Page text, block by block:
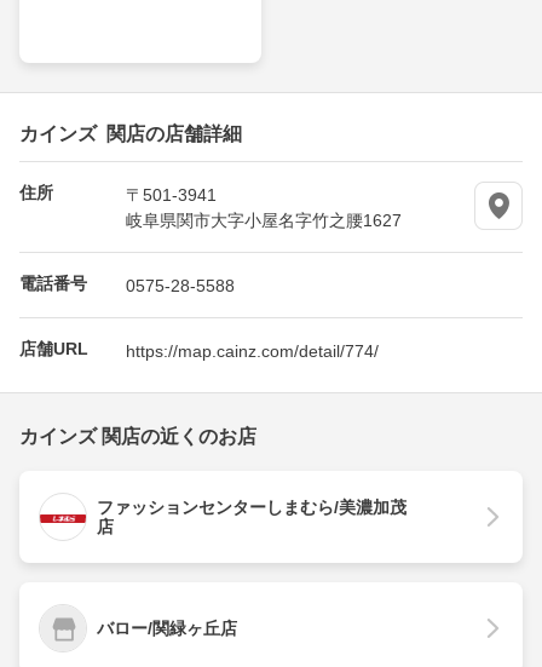
カインズ 関店の店舗詳細
住所
〒501-3941
岐阜県関市大字小屋名字竹之腰1627
電話番号 0575-28-5588
店舗URL https://map.cainz.com/detail/774/
カインズ 関店の近くのお店
ファッションセンターしまむら/美濃加茂
店
バロー/関緑ヶ丘店